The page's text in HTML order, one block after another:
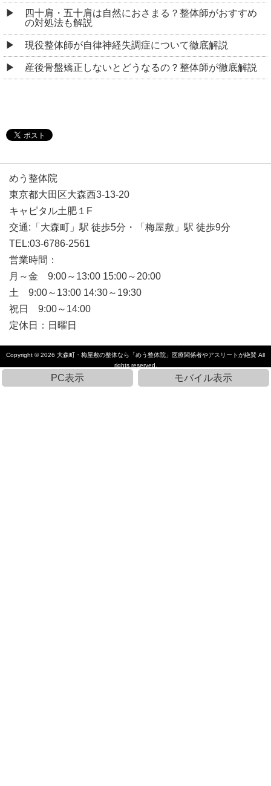
四十肩・五十肩は自然におさまる？整体師がおすすめ
の対処法も解説
現役整体師が自律神経失調症について徹底解説
産後骨盤矯正しないとどうなるの？整体師が徹底解説
めう整体院
東京都大田区大森西3-13-20
キャピタル土肥１F
交通:「大森町」駅 徒歩5分・「梅屋敷」駅 徒歩9分
TEL:03-6786-2561
営業時間：
月～金 9:00～13:00 15:00～20:00
土 9:00～13:00 14:30～19:30
祝日 9:00～14:00
定休日：日曜日
Copyright © 2026 大森町・梅屋敷の整体なら「めう整体院」医療関係者やアスリートが絶賛 All
rights reserved.
PC表示 モバイル表示